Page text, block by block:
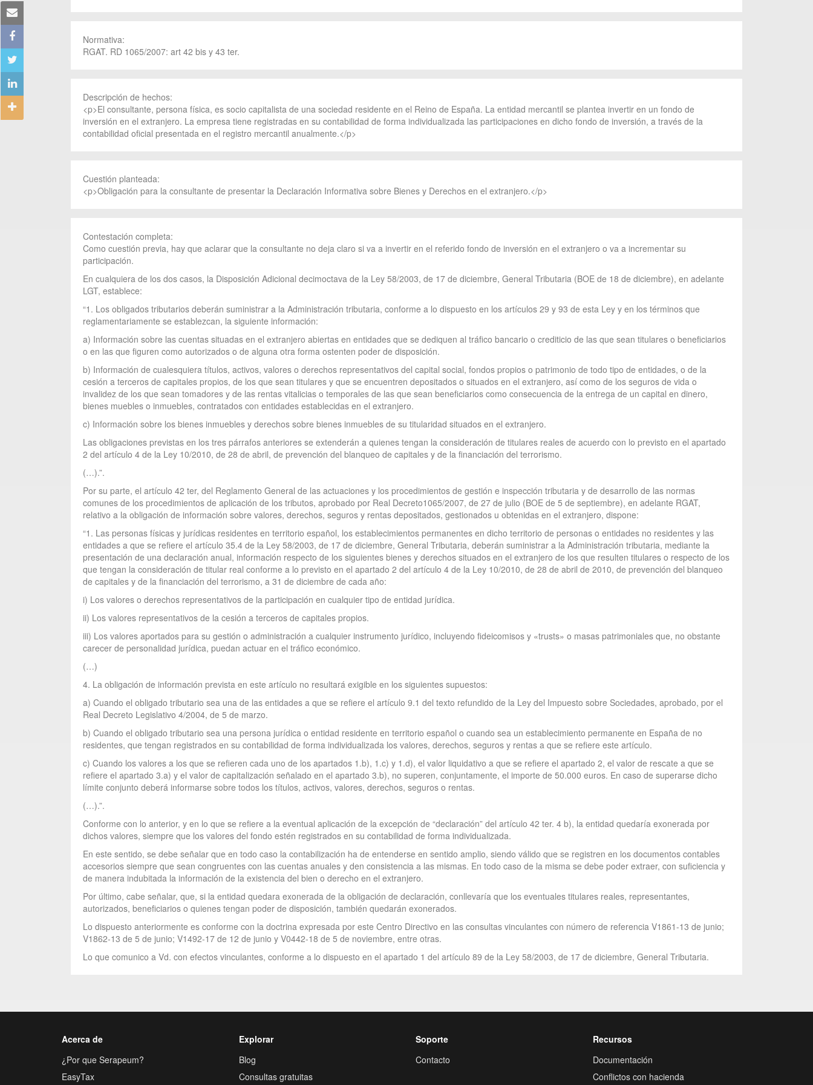
Normativa:
RGAT. RD 1065/2007: art 42 bis y 43 ter.
Descripción de hechos:
<p>El consultante, persona física, es socio capitalista de una sociedad residente en el Reino de España. La entidad mercantil se plantea invertir en un fondo de
inversión en el extranjero. La empresa tiene registradas en su contabilidad de forma individualizada las participaciones en dicho fondo de inversión, a través de la
contabilidad oficial presentada en el registro mercantil anualmente.</p>
Cuestión planteada:
<p>Obligación para la consultante de presentar la Declaración Informativa sobre Bienes y Derechos en el extranjero.</p>
Contestación completa:
Como cuestión previa, hay que aclarar que la consultante no deja claro si va a invertir en el referido fondo de inversión en el extranjero o va a incrementar su
participación.
En cualquiera de los dos casos, la Disposición Adicional decimoctava de la Ley 58/2003, de 17 de diciembre, General Tributaria (BOE de 18 de diciembre), en adelante
LGT, establece:
“1. Los obligados tributarios deberán suministrar a la Administración tributaria, conforme a lo dispuesto en los artículos 29 y 93 de esta Ley y en los términos que
reglamentariamente se establezcan, la siguiente información:
a) Información sobre las cuentas situadas en el extranjero abiertas en entidades que se dediquen al tráfico bancario o crediticio de las que sean titulares o beneficiarios
o en las que figuren como autorizados o de alguna otra forma ostenten poder de disposición.
b) Información de cualesquiera títulos, activos, valores o derechos representativos del capital social, fondos propios o patrimonio de todo tipo de entidades, o de la
cesión a terceros de capitales propios, de los que sean titulares y que se encuentren depositados o situados en el extranjero, así como de los seguros de vida o
invalidez de los que sean tomadores y de las rentas vitalicias o temporales de las que sean beneficiarios como consecuencia de la entrega de un capital en dinero,
bienes muebles o inmuebles, contratados con entidades establecidas en el extranjero.
c) Información sobre los bienes inmuebles y derechos sobre bienes inmuebles de su titularidad situados en el extranjero.
Las obligaciones previstas en los tres párrafos anteriores se extenderán a quienes tengan la consideración de titulares reales de acuerdo con lo previsto en el apartado
2 del artículo 4 de la Ley 10/2010, de 28 de abril, de prevención del blanqueo de capitales y de la financiación del terrorismo.
(…).”.
Por su parte, el artículo 42 ter, del Reglamento General de las actuaciones y los procedimientos de gestión e inspección tributaria y de desarrollo de las normas
comunes de los procedimientos de aplicación de los tributos, aprobado por Real Decreto1065/2007, de 27 de julio (BOE de 5 de septiembre), en adelante RGAT,
relativo a la obligación de información sobre valores, derechos, seguros y rentas depositados, gestionados u obtenidas en el extranjero, dispone:
“1. Las personas físicas y jurídicas residentes en territorio español, los establecimientos permanentes en dicho territorio de personas o entidades no residentes y las
entidades a que se refiere el artículo 35.4 de la Ley 58/2003, de 17 de diciembre, General Tributaria, deberán suministrar a la Administración tributaria, mediante la
presentación de una declaración anual, información respecto de los siguientes bienes y derechos situados en el extranjero de los que resulten titulares o respecto de los
que tengan la consideración de titular real conforme a lo previsto en el apartado 2 del artículo 4 de la Ley 10/2010, de 28 de abril de 2010, de prevención del blanqueo
de capitales y de la financiación del terrorismo, a 31 de diciembre de cada año:
i) Los valores o derechos representativos de la participación en cualquier tipo de entidad jurídica.
ii) Los valores representativos de la cesión a terceros de capitales propios.
iii) Los valores aportados para su gestión o administración a cualquier instrumento jurídico, incluyendo fideicomisos y «trusts» o masas patrimoniales que, no obstante
carecer de personalidad jurídica, puedan actuar en el tráfico económico.
(…)
4. La obligación de información prevista en este artículo no resultará exigible en los siguientes supuestos:
a) Cuando el obligado tributario sea una de las entidades a que se refiere el artículo 9.1 del texto refundido de la Ley del Impuesto sobre Sociedades, aprobado, por el
Real Decreto Legislativo 4/2004, de 5 de marzo.
b) Cuando el obligado tributario sea una persona jurídica o entidad residente en territorio español o cuando sea un establecimiento permanente en España de no
residentes, que tengan registrados en su contabilidad de forma individualizada los valores, derechos, seguros y rentas a que se refiere este artículo.
c) Cuando los valores a los que se refieren cada uno de los apartados 1.b), 1.c) y 1.d), el valor liquidativo a que se refiere el apartado 2, el valor de rescate a que se
refiere el apartado 3.a) y el valor de capitalización señalado en el apartado 3.b), no superen, conjuntamente, el importe de 50.000 euros. En caso de superarse dicho
límite conjunto deberá informarse sobre todos los títulos, activos, valores, derechos, seguros o rentas.
(…).”.
Conforme con lo anterior, y en lo que se refiere a la eventual aplicación de la excepción de “declaración” del artículo 42 ter. 4 b), la entidad quedaría exonerada por
dichos valores, siempre que los valores del fondo estén registrados en su contabilidad de forma individualizada.
En este sentido, se debe señalar que en todo caso la contabilización ha de entenderse en sentido amplio, siendo válido que se registren en los documentos contables
accesorios siempre que sean congruentes con las cuentas anuales y den consistencia a las mismas. En todo caso de la misma se debe poder extraer, con suficiencia y
de manera indubitada la información de la existencia del bien o derecho en el extranjero.
Por último, cabe señalar, que, si la entidad quedara exonerada de la obligación de declaración, conllevaría que los eventuales titulares reales, representantes,
autorizados, beneficiarios o quienes tengan poder de disposición, también quedarán exonerados.
Lo dispuesto anteriormente es conforme con la doctrina expresada por este Centro Directivo en las consultas vinculantes con número de referencia V1861-13 de junio;
V1862-13 de 5 de junio; V1492-17 de 12 de junio y V0442-18 de 5 de noviembre, entre otras.
Lo que comunico a Vd. con efectos vinculantes, conforme a lo dispuesto en el apartado 1 del artículo 89 de la Ley 58/2003, de 17 de diciembre, General Tributaria.
Acerca de
¿Por que Serapeum?
EasyTax
Explorar
Blog
Consultas gratuitas
Soporte
Contacto
Recursos
Documentación
Conflictos con hacienda